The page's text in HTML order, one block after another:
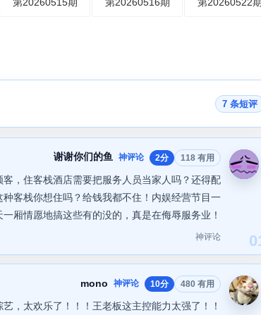
7 条短评
谢谢你们的鱼 神评论 2分 118 有用
，住客栈酒店需要把服务人员当家人吗？还得配
客栈你想住吗？给钱我都不住！内娱经营节目一
一厢情愿地搞这些有的没的，真是在侮辱服务业！
神评论
mono 神评论 10分 480 有用
，太欢乐了！！！王老板这主控能力太强了！！